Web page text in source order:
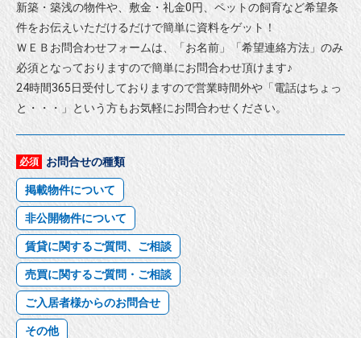
新築・築浅の物件や、敷金・礼金0円、ペットの飼育など希望条
件をお伝えいただけるだけで簡単に資料をゲット！
ＷＥＢお問合わせフォームは、「お名前」「希望連絡方法」のみ
必須となっておりますので簡単にお問合わせ頂けます♪
24時間365日受付しておりますので営業時間外や「電話はちょっ
と・・・」という方もお気軽にお問合わせください。
必須 お問合せの種類
掲載物件について
非公開物件について
賃貸に関するご質問、ご相談
売買に関するご質問・ご相談
ご入居者様からのお問合せ
その他